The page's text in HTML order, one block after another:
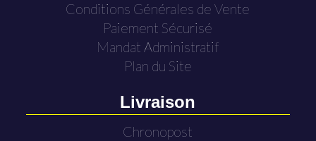
Conditions Générales de Vente
Paiement Sécurisé
Mandat Administratif
Plan du Site
Livraison
Chronopost